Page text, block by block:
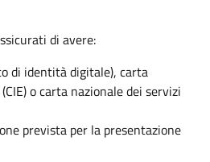
di avere:
di identità digitale), carta
o carta nazionale dei servizi
prevista per la presentazione